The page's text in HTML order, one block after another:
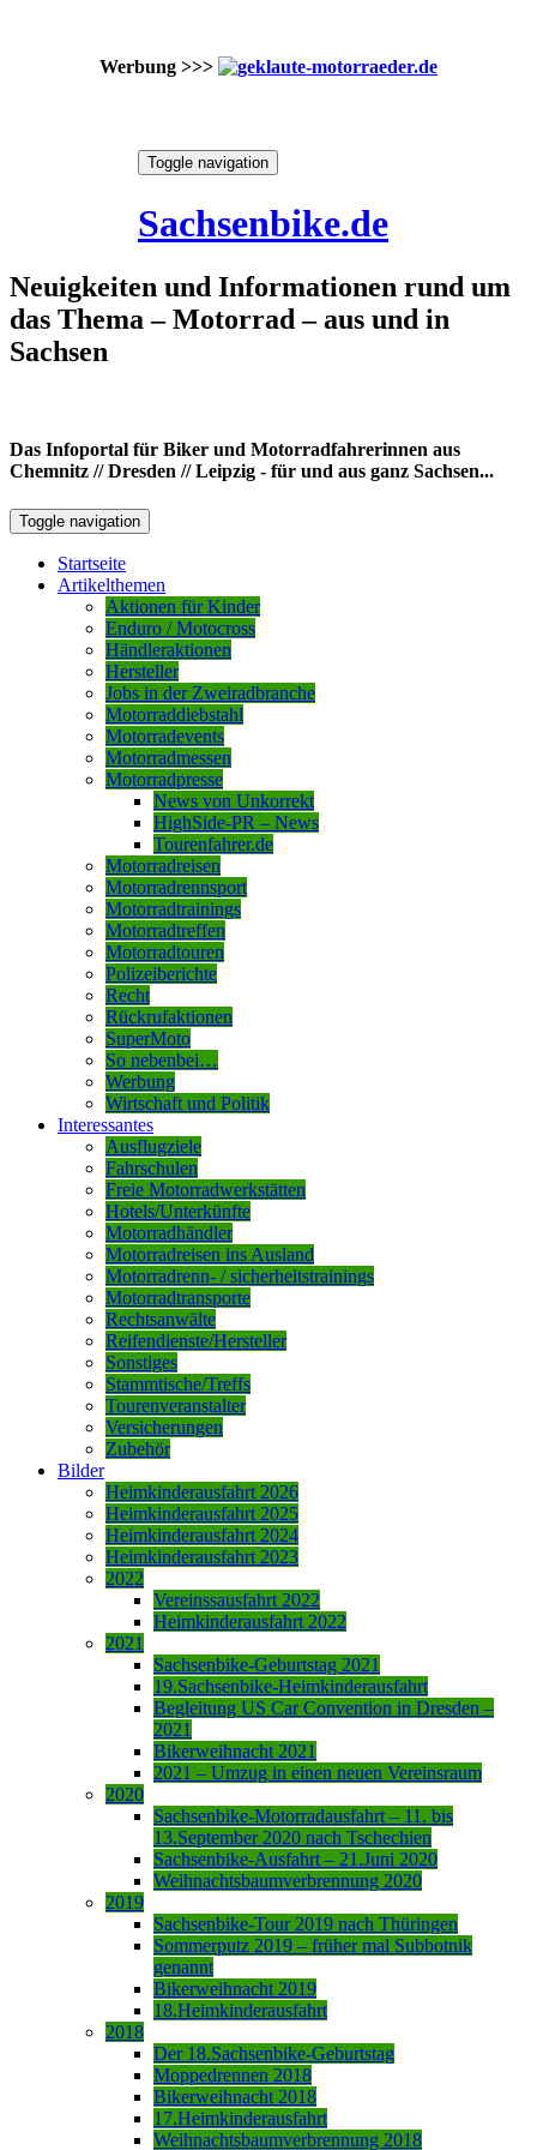
Werbung >>>
Toggle navigation
Sachsenbike.de
Neuigkeiten und Informationen rund um
das Thema – Motorrad – aus und in
Sachsen
Das Infoportal für Biker und Motorradfahrerinnen aus
Chemnitz // Dresden // Leipzig - für und aus ganz Sachsen...
Toggle navigation
Startseite
Artikelthemen
Aktionen für Kinder
Enduro / Motocross
Händleraktionen
Hersteller
Jobs in der Zweiradbranche
Motorraddiebstahl
Motorradevents
Motorradmessen
Motorradpresse
News von Unkorrekt
HighSide-PR – News
Tourenfahrer.de
Motorradreisen
Motorradrennsport
Motorradtrainings
Motorradtreffen
Motorradtouren
Polizeiberichte
Recht
Rückrufaktionen
SuperMoto
So nebenbei…
Werbung
Wirtschaft und Politik
Interessantes
Ausflugziele
Fahrschulen
Freie Motorradwerkstätten
Hotels/Unterkünfte
Motorradhändler
Motorradreisen ins Ausland
Motorradrenn- / sicherheitstrainings
Motorradtransporte
Rechtsanwälte
Reifendienste/Hersteller
Sonstiges
Stammtische/Treffs
Tourenveranstalter
Versicherungen
Zubehör
Bilder
Heimkinderausfahrt 2026
Heimkinderausfahrt 2025
Heimkinderausfahrt 2024
Heimkinderausfahrt 2023
2022
Vereinssausfahrt 2022
Heimkinderausfahrt 2022
2021
Sachsenbike-Geburtstag 2021
19.Sachsenbike-Heimkinderausfahrt
Begleitung US Car Convention in Dresden –
2021
Bikerweihnacht 2021
2021 – Umzug in einen neuen Vereinsraum
2020
Sachsenbike-Motorradausfahrt – 11. bis
13.September 2020 nach Tschechien
Sachsenbike-Ausfahrt – 21.Juni 2020
Weihnachtsbaumverbrennung 2020
2019
Sachsenbike-Tour 2019 nach Thüringen
Sommerputz 2019 – früher mal Subbotnik
genannt
Bikerweihnacht 2019
18.Heimkinderausfahrt
2018
Der 18.Sachsenbike-Geburtstag
Moppedrennen 2018
Bikerweihnacht 2018
17.Heimkinderausfahrt
Weihnachtsbaumverbrennung 2018